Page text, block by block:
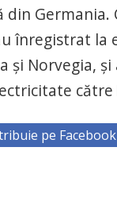
din Germania.
înregistrat la
şi Norvegia, şi
către
pe Facebook